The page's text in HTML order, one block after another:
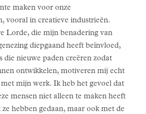
maken voor onze
vooral in creatieve industrieën.
Lorde, die mijn benadering van
diepgaand heeft beïnvloed,
die nieuwe paden creëren zodat
ontwikkelen, motiveren mij echt
mijn werk. Ik heb het gevoel dat
mensen niet alleen te maken heeft
hebben gedaan, maar ook met de